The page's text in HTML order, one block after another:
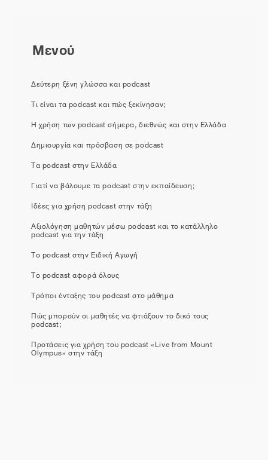
Μενού
Δεύτερη ξένη γλώσσα και podcast
Τι είναι τα podcast και πώς ξεκίνησαν;
Η χρήση των podcast σήμερα, διεθνώς και στην Ελλάδα
Δημιουργία και πρόσβαση σε podcast
Τα podcast στην Ελλάδα
Γιατί να βάλουμε τα podcast στην εκπαίδευση;
Ιδέες για χρήση podcast στην τάξη
Αξιολόγηση μαθητών μέσω podcast και το κατάλληλο
podcast για την τάξη
Το podcast στην Ειδική Αγωγή
Το podcast αφορά όλους
Τρόποι ένταξης του podcast στο μάθημα
Πώς μπορούν οι μαθητές να φτιάξουν το δικό τους
podcast;
Προτάσεις για χρήση του podcast «Live from Mount
Olympus» στην τάξη